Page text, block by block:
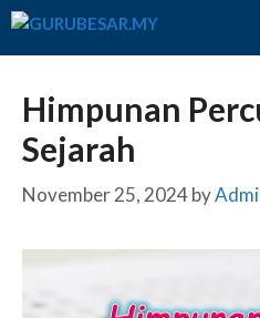
Skip
Himpunan
Sejarah
November 25, 2024by